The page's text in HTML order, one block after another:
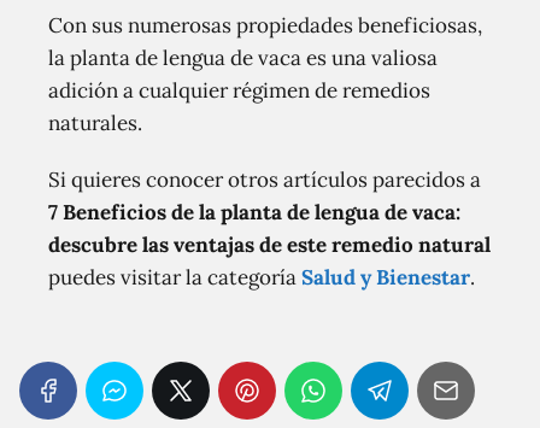
Con sus numerosas propiedades beneficiosas,
la planta de lengua de vaca es una valiosa
adición a cualquier régimen de remedios
naturales.
Si quieres conocer otros artículos parecidos a
7 Beneficios de la planta de lengua de vaca:
descubre las ventajas de este remedio natural
puedes visitar la categoríaSalud y Bienestar.